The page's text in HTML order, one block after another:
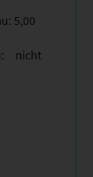
5,00
nicht